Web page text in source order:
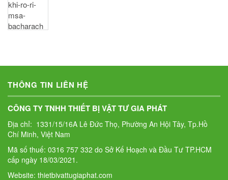
THÔNG TIN LIÊN HỆ
CÔNG TY TNHH THIẾT BỊ VẬT TƯ GIA PHÁT
Địa chỉ: 1331/15/16A Lê Đức Thọ, Phường An Hội Tây, Tp.Hồ
Chí Minh, Việt Nam
Mã số thuế: 0316 757 332 do Sở Kế Hoạch và Đầu Tư TP.HCM
cấp ngày 18/03/2021.
Website: thietbivattugiaphat.com